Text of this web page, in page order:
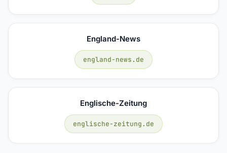
England-News
england-news.de
Englische-Zeitung
englische-zeitung.de